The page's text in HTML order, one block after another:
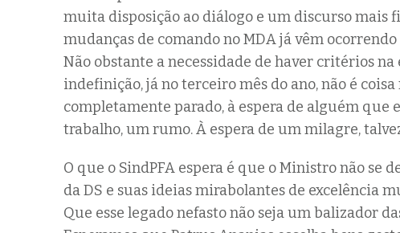
muita disposição ao diálogo e um discurso mais
mudanças de comando no MDA já vêm
Não obstante a necessidade de haver critérios na
indefinição, já no terceiro mês do ano, não é
completamente parado, à espera de alguém que
trabalho, um rumo. À espera de um milagre,
O que o SindPFA espera é que o Ministro não se
da DS e suas ideias mirabolantes de excelência
Que esse legado nefasto não seja um balizador